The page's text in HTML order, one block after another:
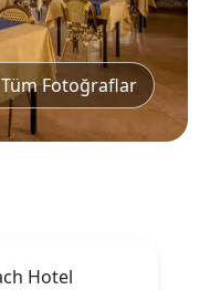
Tüm Fotoğraflar